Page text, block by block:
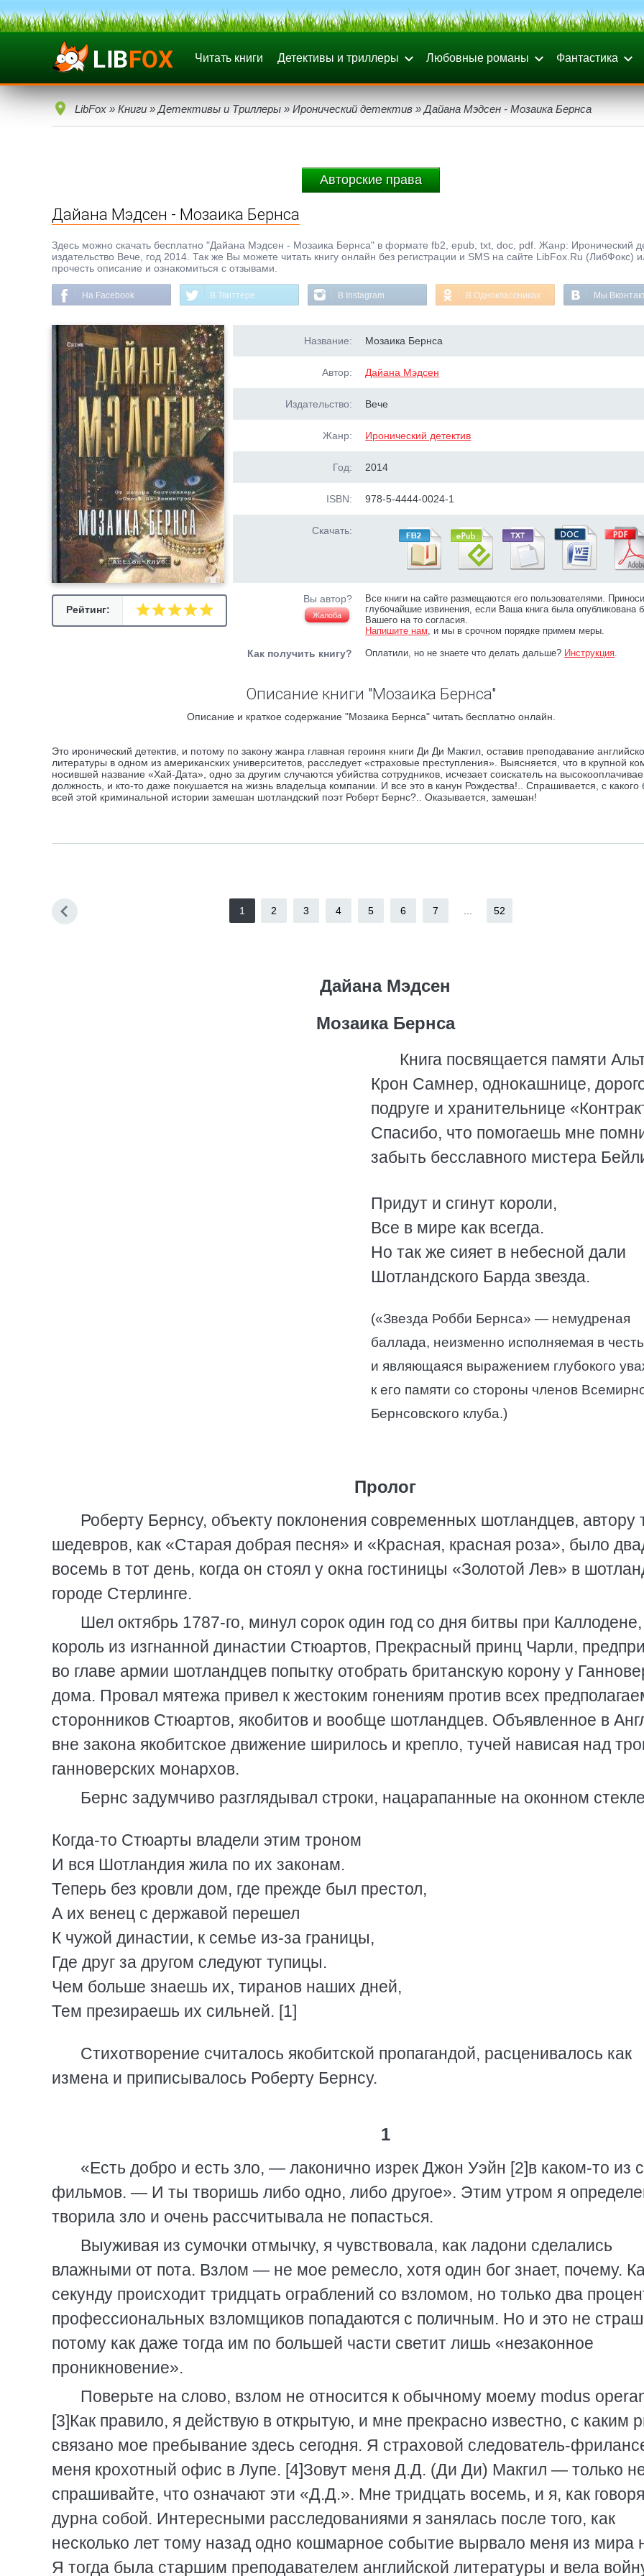
Читать книги Детективы и триллеры Любовные романы Фантастика
LibFox » Книги » Детективы и Триллеры » Иронический детектив » Дайана Мэдсен - Мозаика Бернса
Авторские права
Дайана Мэдсен - Мозаика Бернса
Здесь можно скачать бесплатно "Дайана Мэдсен - Мозаика Бернса" в формате fb2, epub, txt, doc, pdf. Жанр: Иронический
издательство Вече, год 2014. Так же Вы можете читать книгу онлайн без регистрации и SMS на сайте LibFox.Ru (ЛибФокс)
прочесть описание и ознакомиться с отзывами.
На Facebook В Твиттере В Instagram В Одноклассниках Мы
Рейтинг:
Название: Мозаика Бернса
Автор: Дайана Мэдсен
Издательство: Вече
Жанр: Иронический детектив
Год: 2014
ISBN: 978-5-4444-0024-1
Скачать:
Вы автор?
Жалоба
Все книги на сайте размещаются его пользователями.
глубочайшие извинения, если Ваша книга была опубликована
Вашего на то согласия.
Напишите нам, и мы в срочном порядке примем меры.
Как получить книгу? Оплатили, но не знаете что делать дальше? Инструкция.
Описание книги "Мозаика Бернса"
Описание и краткое содержание "Мозаика Бернса" читать бесплатно онлайн.
Это иронический детектив, и потому по закону жанра главная героиня книги Ди Ди Макгил, оставив преподавание
литературы в одном из американских университетов, расследует «страховые преступления». Выясняется, что в крупной
носившей название «Хай-Дата», одно за другим случаются убийства сотрудников, исчезает соискатель на
должность, и кто-то даже покушается на жизнь владельца компании. И все это в канун Рождества!.. Спрашивается, с какого
всей этой криминальной истории замешан шотландский поэт Роберт Бернс?.. Оказывается, замешан!
1 2 3 4 5 6 7 52
Дайана Мэдсен
Мозаика Бернса
Книга посвящается памяти
Крон Самнер, однокашнице,
подруге и хранительнице
Спасибо, что помогаешь мне
забыть бесславного мистера
Придут и сгинут короли,
Все в мире как всегда.
Но так же сияет в небесной дали
Шотландского Барда звезда.
(«Звезда Робби Бернса» — немудреная
баллада, неизменно исполняемая в
и являющаяся выражением глубокого
к его памяти со стороны членов
Бернсовского клуба.)
Пролог
Роберту Бернсу, объекту поклонения современных шотландцев, автору
шедевров, как «Старая добрая песня» и «Красная, красная роза», было
восемь в тот день, когда он стоял у окна гостиницы «Золотой Лев» в
городе Стерлинге.
Шел октябрь 1787-го, минул сорок один год со дня битвы при Каллодене,
король из изгнанной династии Стюартов, Прекрасный принц Чарли,
во главе армии шотландцев попытку отобрать британскую корону у
дома. Провал мятежа привел к жестоким гонениям против всех
сторонников Стюартов, якобитов и вообще шотландцев. Объявленное в
вне закона якобитское движение ширилось и крепло, тучей нависая над
ганноверских монархов.
Бернс задумчиво разглядывал строки, нацарапанные на оконном
Когда-то Стюарты владели этим троном
И вся Шотландия жила по их законам.
Теперь без кровли дом, где прежде был престол,
А их венец с державой перешел
К чужой династии, к семье из-за границы,
Где друг за другом следуют тупицы.
Чем больше знаешь их, тиранов наших дней,
Тем презираешь их сильней. [1]
Стихотворение считалось якобитской пропагандой, расценивалось как
измена и приписывалось Роберту Бернсу.
1
«Есть добро и есть зло, — лаконично изрек Джон Уэйн [2]в каком-то из
фильмов. — И ты творишь либо одно, либо другое». Этим утром я
творила зло и очень рассчитывала не попасться.
Выуживая из сумочки отмычку, я чувствовала, как ладони сделались
влажными от пота. Взлом — не мое ремесло, хотя один бог знает, почему.
секунду происходит тридцать ограблений со взломом, но только два
профессиональных взломщиков попадаются с поличным. Но и это не
потому как даже тогда им по большей части светит лишь «незаконное
проникновение».
Поверьте на слово, взлом не относится к обычному моему modus
[3]Как правило, я действую в открытую, и мне прекрасно известно, с каким
связано мое пребывание здесь сегодня. Я страховой следователь-
меня крохотный офис в Лупе. [4]Зовут меня Д.Д. (Ди Ди) Макгил — только
спрашивайте, что означают эти «Д.Д.». Мне тридцать восемь, и я, как
дурна собой. Интересными расследованиями я занялась после того, как
несколько лет тому назад одно кошмарное событие вырвало меня из мира
Я тогда была старшим преподавателем английской литературы и вела